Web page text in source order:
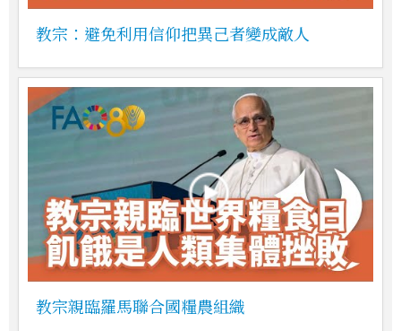
教宗：避免利用信仰把異己者變成敵人
教宗親臨羅馬聯合國糧農組織